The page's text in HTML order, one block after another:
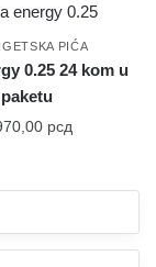
PIĆA
0.25 24 kom u
paketu
рсд